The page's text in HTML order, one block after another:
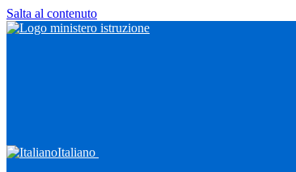
Salta al contenuto
Italiano